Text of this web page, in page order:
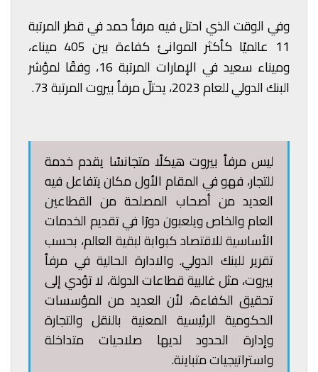
وفي الوقت الذي احتل فيه مرفأ حمد في قطر المرتبة
11 عالميًا كأكثر الموانئ كفاءة بين 405 ميناء،
وميناء سعيد في الإمارات المرتبة 16، وفقًا لمؤشر
البنك الدولي للعام 2023، يحتلّ مرفأ بيروت المرتبة 73.
ليس مرفأ بيروت هيكلًا متجانسًا يقدم خدمة
للتجار، فهو في المقام الأول مكان يتفاعل فيه
العديد من أصحاب المصلحة من القطاعين
العام والخاص ويلعبون دورًا في تقديم الخدمات
الأساسية للاقتصاد كبوابة لبقية العالم، بحسب
تقرير للبنك الدولي. والادارة الحالية في مرفأ
بيروت، مثل غالبية قطاعات الدولة، لا تؤدي إلى
تحقيق الكفاءة، لأن العديد من المؤسسات
الحكومية الرئيسية المعنية بالنقل والتجارة
وإدارة الحدود لديها صلاحيات متداخلة
واستراتيجيات متباينة.